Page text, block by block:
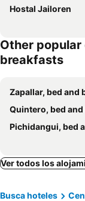
Hostal Jailoren
Other
breakfasts
Zapallar, bed and
Quintero, bed
Pichidangui, bed
Ver todos los
Busca hoteles